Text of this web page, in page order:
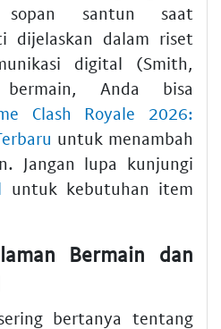
santun saat
dijelaskan dalam riset
digital (Smith,
Anda bisa
Clash Royale 2026:
untuk menambah
Jangan lupa kunjungi
untuk kebutuhan item
Bermain dan
bertanya tentang